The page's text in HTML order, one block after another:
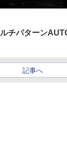
チパターン
記事へ